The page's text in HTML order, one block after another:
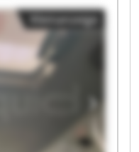
EVR Butzer-EVR
Kleinanzeige